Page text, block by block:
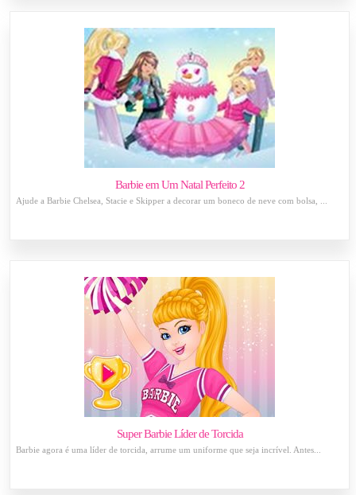
Barbie em Um Natal Perfeito 2
Ajude a Barbie Chelsea, Stacie e Skipper a decorar um boneco de neve com bolsa, ...
Super Barbie Líder de Torcida
Barbie agora é uma líder de torcida, arrume um uniforme que seja incrível. Antes...